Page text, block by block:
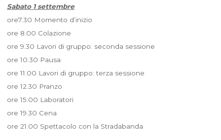
Sabato 1 settembre
ore7.30 Momento d’inizio
ore 8.00 Colazione
ore 9.30 Lavori di gruppo: seconda sessione
ore 10.30 Pausa
ore 11.00 Lavori di gruppo: terza sessione
ore 12.30 Pranzo
ore 15.00 Laboratori
ore 19.30 Cena
ore 21.00 Spettacolo con la Stradabanda